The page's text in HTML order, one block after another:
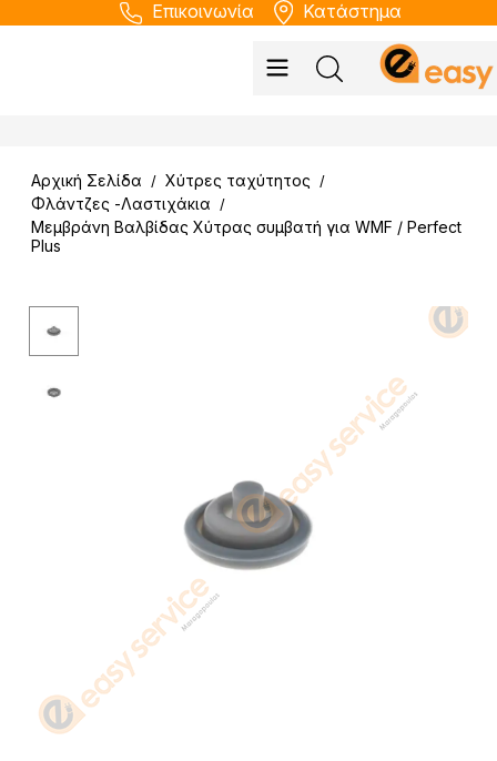
Επικοινωνία Κατάστημα
Αρχική Σελίδα / Χύτρες ταχύτητος /
Φλάντζες -Λαστιχάκια /
Μεμβράνη Βαλβίδας Χύτρας συμβατή για WMF / Perfect
Plus